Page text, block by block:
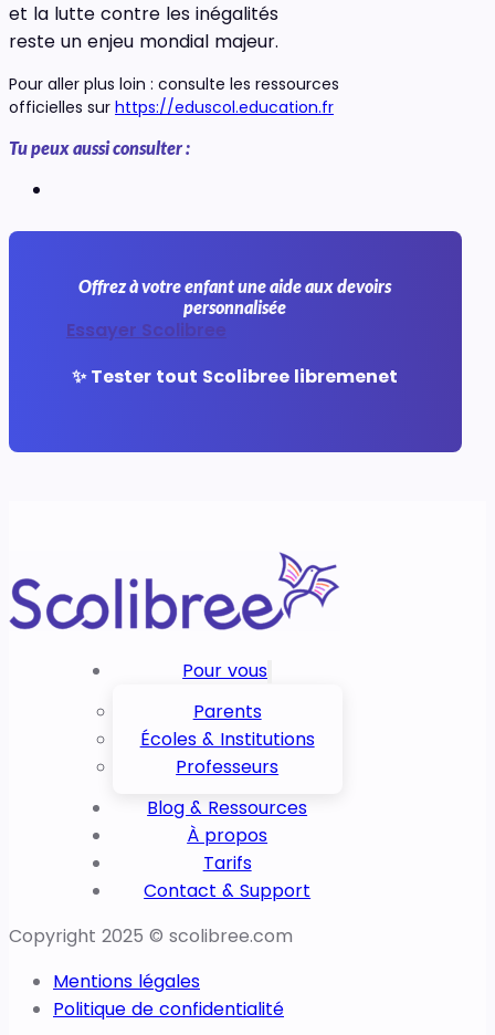
et la lutte contre les inégalités
reste un enjeu mondial majeur.
Pour aller plus loin : consulte les ressources
officielles sur https://eduscol.education.fr
Tu peux aussi consulter :
Offrez à votre enfant une aide aux devoirs
personnalisée
Essayer Scolibree
✨ Tester tout Scolibree libremenet
Pour vous
Parents
Écoles & Institutions
Professeurs
Blog & Ressources
À propos
Tarifs
Contact & Support
Copyright 2025 © scolibree.com
Mentions légales
Politique de confidentialité